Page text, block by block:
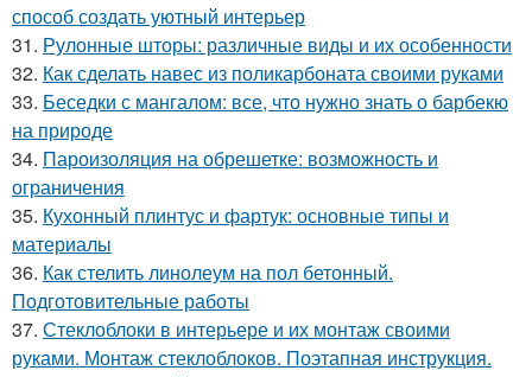
способ создать уютный интерьер
31. Рулонные шторы: различные виды и их особенности
32. Как сделать навес из поликарбоната своими руками
33. Беседки с мангалом: все, что нужно знать о барбекю
на природе
34. Пароизоляция на обрешетке: возможность и
ограничения
35. Кухонный плинтус и фартук: основные типы и
материалы
36. Как стелить линолеум на пол бетонный.
Подготовительные работы
37. Стеклоблоки в интерьере и их монтаж своими
руками. Монтаж стеклоблоков. Поэтапная инструкция.